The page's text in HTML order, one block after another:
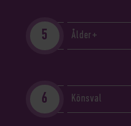
Ålder+
Könsval